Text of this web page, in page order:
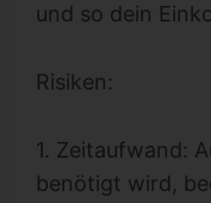
und so dein
Risiken:
1. Zeitaufwand:
benötigt wird,